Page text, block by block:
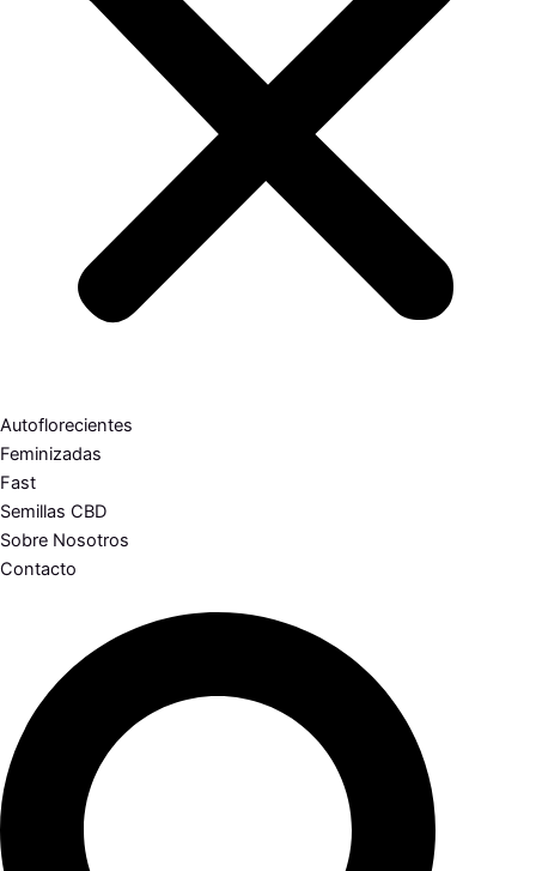
Autoflorecientes
Feminizadas
Fast
Semillas CBD
Sobre Nosotros
Contacto